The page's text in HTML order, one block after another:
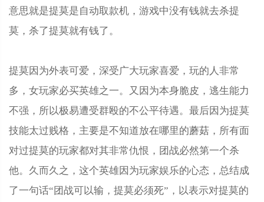
意思就是提莫是自动取款机，游戏中没有钱就去杀提
莫，杀了提莫就有钱了。
提莫因为外表可爱，深受广大玩家喜爱，玩的人非常
多，女玩家必买英雄之一。又因为本身脆皮，逃生能力
不强，所以极易遭受群殴的不公平待遇。最后因为提莫
技能太过贱格，主要是不知道放在哪里的蘑菇，所有面
对过提莫的玩家都对其非常仇恨，团战必然第一个杀
他。久而久之，这个英雄因为玩家娱乐的心态，总结成
了一句话“团战可以输，提莫必须死”，以表示对提莫的